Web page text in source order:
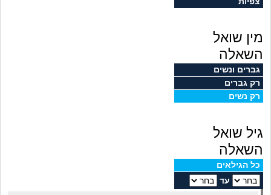
מין שואל
השאלה
גברים ונשים
רק גברים
רק נשים
גיל שואל
השאלה
כל הגילאים
עד